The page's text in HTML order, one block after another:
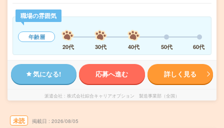
職場の雰囲気
年齢層
20代
30代 40代 50代 60代
気になる! 応募へ進む 詳しく見る
派遣会社 株式会社綜合キャリアオプション 製造事業部（全国）
未読 掲載日 2026/08/05